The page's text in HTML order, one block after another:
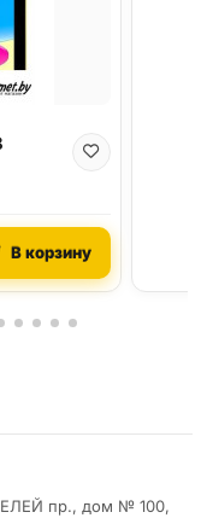
В корзину
пр., дом № 100,